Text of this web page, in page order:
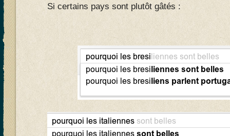
Si certains pays sont plutôt gâtés :